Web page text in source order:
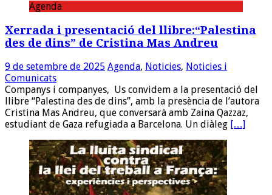
Agenda
Xerrada i presentació del llibre:“Palestina
des de dins” de Cristina Mas Andreu
9 de setembre de 2025 Agenda, Noticies, Noticies i
Comunicats
Companys i companyes, Us convidem a la presentació del
llibre “Palestina des de dins”, amb la presència de l’autora
Cristina Mas Andreu, que conversarà amb Zaina Qazzaz,
estudiant de Gaza refugiada a Barcelona. Un diàleg […]